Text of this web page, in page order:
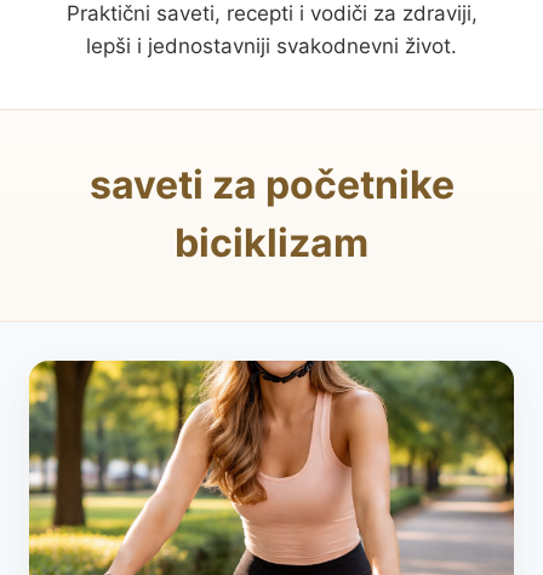
Praktični saveti, recepti i vodiči za zdraviji,
lepši i jednostavniji svakodnevni život.
saveti za početnike
biciklizam